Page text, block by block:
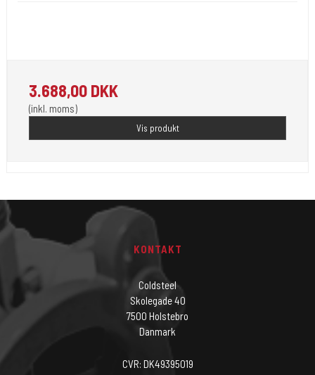
3.688,00 DKK
(inkl. moms)
Vis produkt
KONTAKT
Coldsteel
Skolegade 40
7500 Holstebro
Danmark
CVR: DK49395019